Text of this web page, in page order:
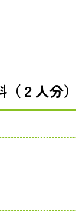
（２人分）